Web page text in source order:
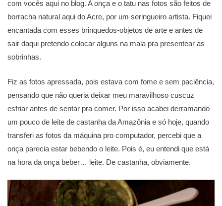
com vocês aqui no blog. A onça e o tatu nas fotos são feitos de
borracha natural aqui do Acre, por um seringueiro artista. Fiquei
encantada com esses brinquedos-objetos de arte e antes de
sair daqui pretendo colocar alguns na mala pra presentear as
sobrinhas.
Fiz as fotos apressada, pois estava com fome e sem paciência,
pensando que não queria deixar meu maravilhoso cuscuz
esfriar antes de sentar pra comer. Por isso acabei derramando
um pouco de leite de castanha da Amazônia e só hoje, quando
transferi as fotos da máquina pro computador, percebi que a
onça parecia estar bebendo o leite. Pois é, eu entendi que está
na hora da onça beber… leite. De castanha, obviamente.